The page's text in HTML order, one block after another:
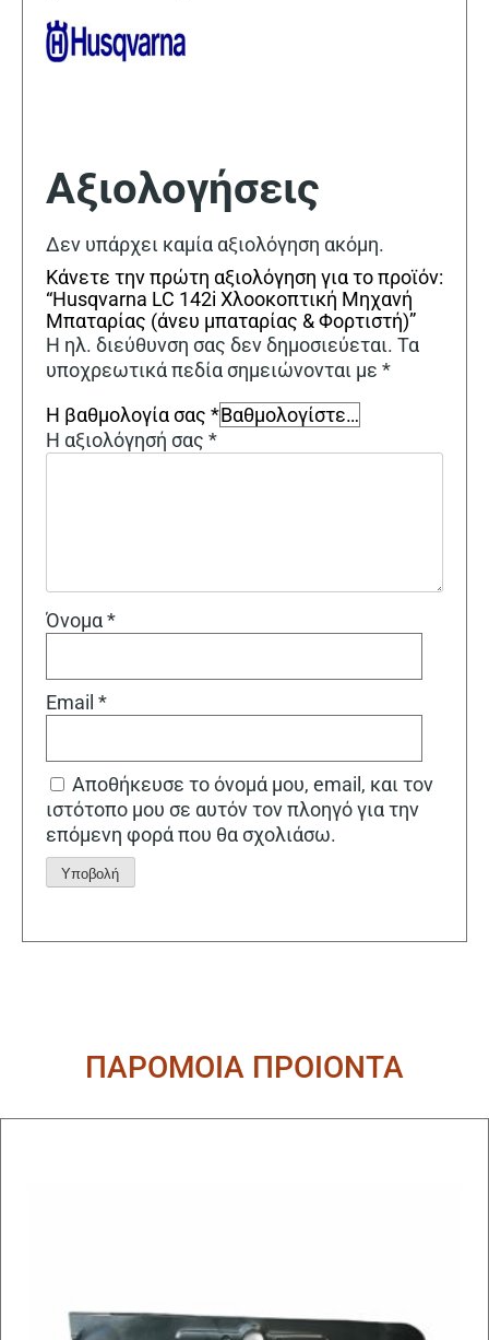
Αξιολογήσεις
Δεν υπάρχει καμία αξιολόγηση ακόμη.
Κάνετε την πρώτη αξιολόγηση για το προϊόν:
“Husqvarna LC 142i Χλοοκοπτική Μηχανή
Μπαταρίας (άνευ μπαταρίας & Φορτιστή)”
Η ηλ. διεύθυνση σας δεν δημοσιεύεται. Τα
υποχρεωτικά πεδία σημειώνονται με *
Η βαθμολογία σας *
Η αξιολόγησή σας *
Όνομα*
Email *
Αποθήκευσε το όνομά μου, email, και τον
ιστότοπο μου σε αυτόν τον πλοηγό για την
επόμενη φορά που θα σχολιάσω.
ΠΑΡΟΜΟΙΑ ΠΡΟΙΟΝΤΑ